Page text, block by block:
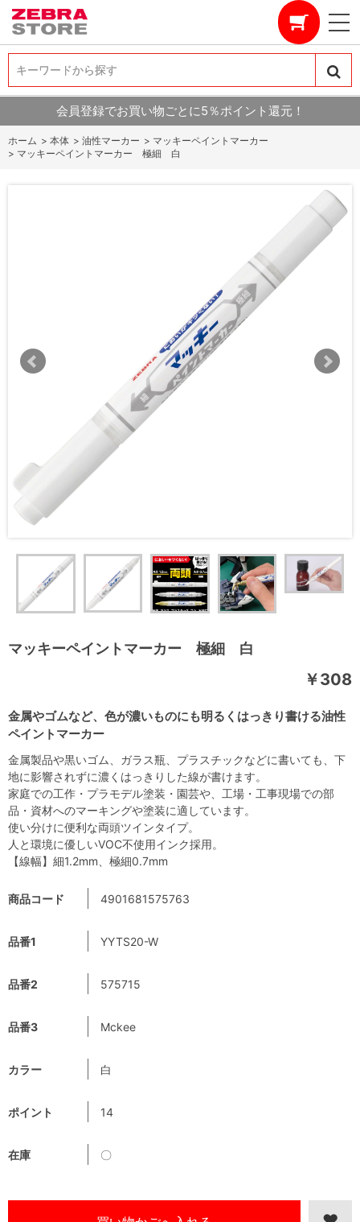
キーワードから探す
キーワードから探す
会員登録でお買い物ごとに5％ポイント還元！
ホーム > 本体 > 油性マーカー > マッキーペイントマーカー
> マッキーペイントマーカー 極細 白
マッキーペイントマーカー 極細 白
金属やゴムなど、色が濃いものにも明るくはっきり書ける油性
ペイントマーカー
￥308
商品コード 4901681575763
品番1 YYTS20-W
品番2 575715
品番3 Mckee
カラー 白
ポイント 14
在庫 〇
金属製品や黒いゴム、ガラス瓶、プラスチックなどに書いても、下
地に影響されずに濃くはっきりした線が書けます。
家庭での工作・プラモデル塗装・園芸や、工場・工事現場での部
品・資材へのマーキングや塗装に適しています。
使い分けに便利な両頭ツインタイプ。
人と環境に優しいVOC不使用インク採用。
【線幅】細1.2mm、極細0.7mm